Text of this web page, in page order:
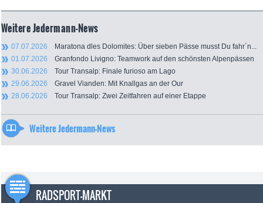
Weitere Jedermann-News
07.07.2026 Maratona dles Dolomites: Über sieben Pässe musst Du fahr´n...
01.07.2026 Granfondo Livigno: Teamwork auf den schönsten Alpenpässen
30.06.2026 Tour Transalp: Finale furioso am Lago
29.06.2026 Gravel Vianden: Mit Knallgas an der Our
28.06.2026 Tour Transalp: Zwei Zeitfahren auf einer Etappe
Weitere Jedermann-News
RADSPORT-MARKT